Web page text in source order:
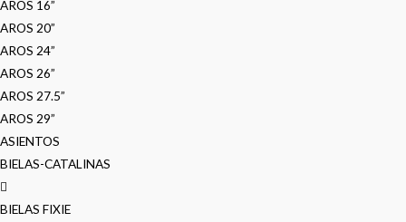
AROS 16”
AROS 20”
AROS 24”
AROS 26”
AROS 27.5”
AROS 29”
ASIENTOS
BIELAS-CATALINAS
BIELAS FIXIE